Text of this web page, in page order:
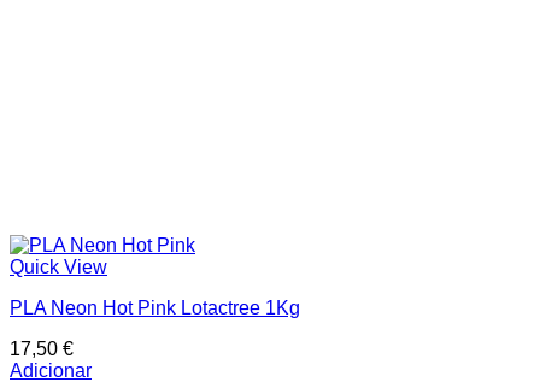
Quick View
PLA Neon Hot Pink Lotactree 1Kg
17,50 €
Adicionar